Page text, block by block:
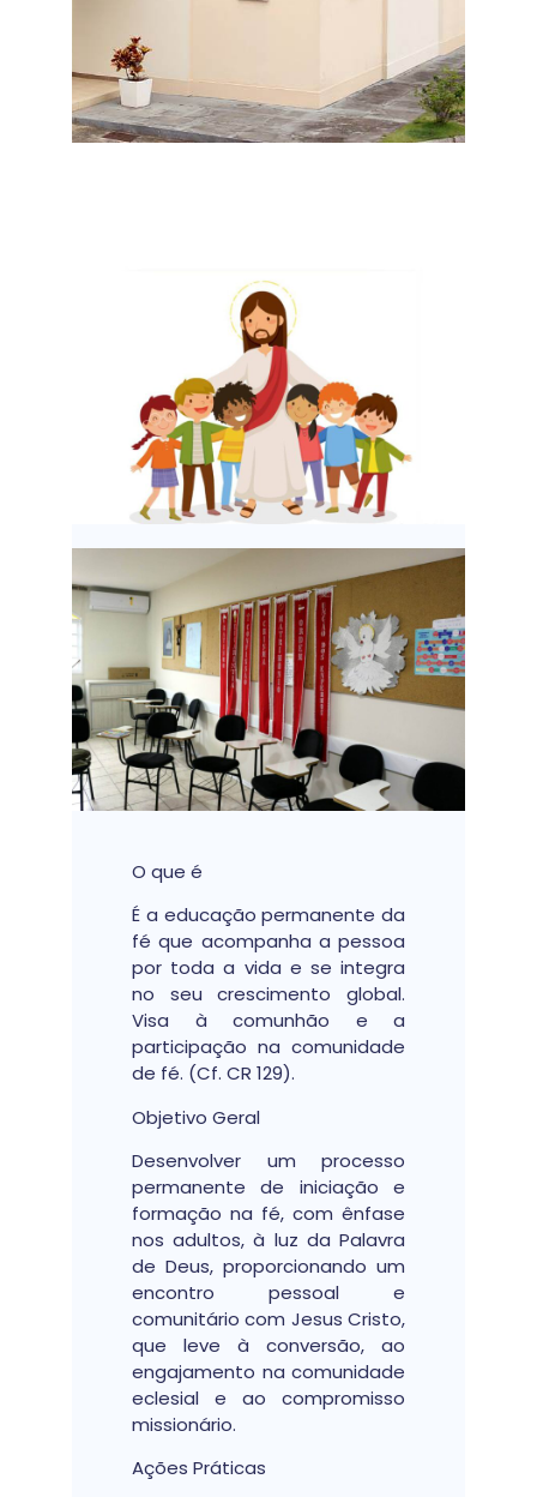
O que é
É a educação permanente da
fé que acompanha a pessoa
por toda a vida e se integra
no seu crescimento global.
Visa à comunhão e a
participação na comunidade
de fé. (Cf. CR 129).
Objetivo Geral
Desenvolver um processo
permanente de iniciação e
formação na fé, com ênfase
nos adultos, à luz da Palavra
de Deus, proporcionando um
encontro pessoal e
comunitário com Jesus Cristo,
que leve à conversão, ao
engajamento na comunidade
eclesial e ao compromisso
missionário.
Ações Práticas